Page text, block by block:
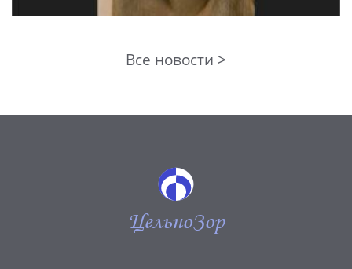
Все новости >
ЦельноЗор